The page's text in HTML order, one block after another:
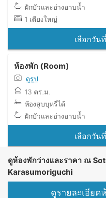
ฝักบัวและอ่างอาบน้ำ
1 เตียงใหญ่
เลือกวัน
ห้องพัก (Room)
ดูรูป
13 ตร.ม.
ห้องสูบบุหรี่ได้
ฝักบัวและอ่างอาบน้ำ
เลือกวัน
ดูห้องพักว่างและราคา ณ
Karasumoriguchi
ดูรายละเอียด